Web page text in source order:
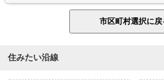
住みたい沿線